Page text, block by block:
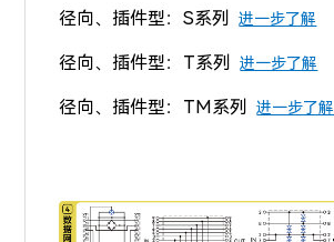
径向、插件型：S系列进一步了解
径向、插件型：T系列进一步了解
径向、插件型：TM系列进一步了解